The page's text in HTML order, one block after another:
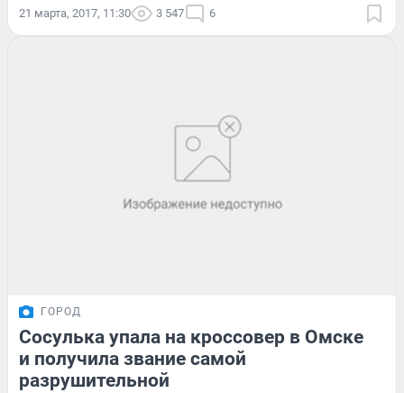
21 марта, 2017, 11:30 3 547 6
ГОРОД
Сосулька упала на кроссовер в Омске
и получила звание самой
разрушительной